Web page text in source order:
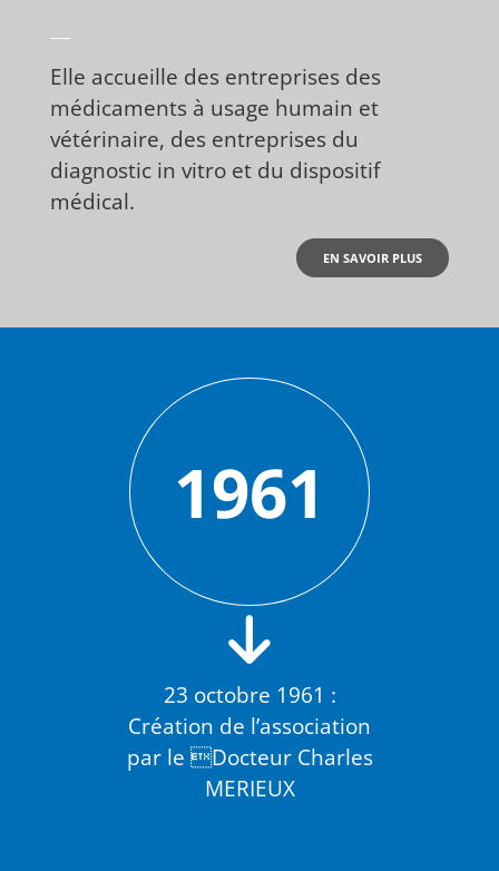
Elle accueille des entreprises des
médicaments à usage humain et
vétérinaire, des entreprises du
diagnostic in vitro et du dispositif
médical.
EN SAVOIR PLUS
1961
23 octobre 1961 :
Création de l’association
par le Docteur Charles
MERIEUX